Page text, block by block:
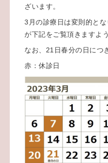
ざいます。
3月の診療日は変則的と
が下記をご覧頂きますよ
なお、21日春分の日につ
赤：休診日